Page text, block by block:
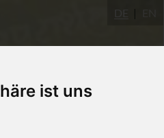
ist uns